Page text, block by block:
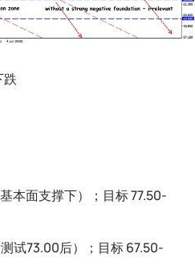
跌
本面支撑下）；目标 77.50-
试73.00后）；目标 67.50-